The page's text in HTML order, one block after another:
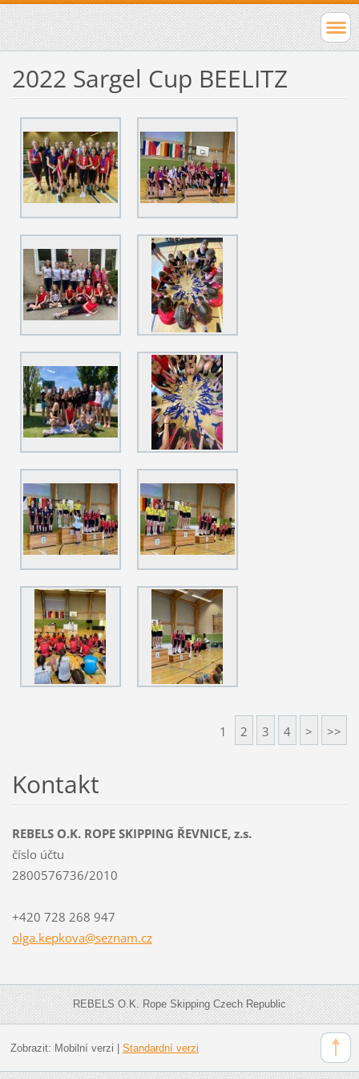
2022 Sargel Cup BEELITZ
1 2 3 4 > >>
Kontakt
REBELS O.K. ROPE SKIPPING ŘEVNICE, z.s.
číslo účtu
2800576736/2010
+420 728 268 947
olga.kepkova@seznam.cz
REBELS O.K. Rope Skipping Czech Republic
Zobrazit: Mobilní verzi Standardní verzi